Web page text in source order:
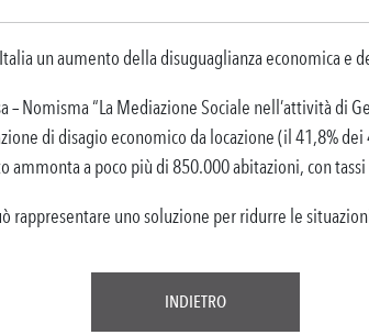
un aumento della disuguaglianza economica e
– Nomisma “La Mediazione Sociale nell’attività di
di disagio economico da locazione (il 41,8%
a poco più di 850.000 abitazioni, con
rappresentare uno soluzione per ridurre le
INDIETRO